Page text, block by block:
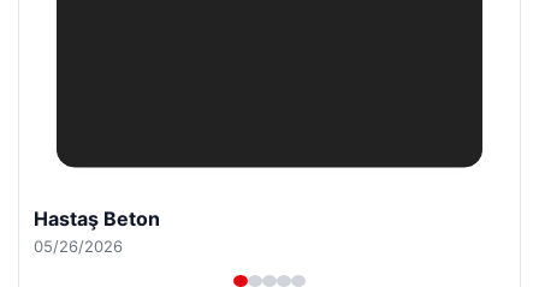
Prenses Night Club
04/29/2026